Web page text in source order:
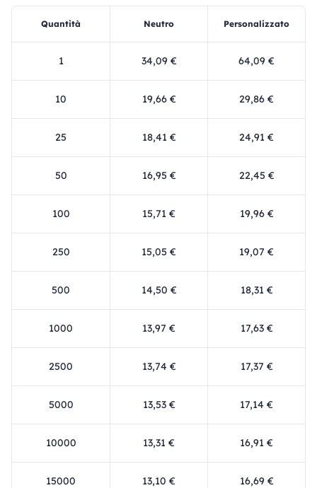
Quantità Neutro Personalizzato
1 34,09 € 64,09 €
10 19,66 € 29,86 €
25 18,41 € 24,91 €
50 16,95 € 22,45 €
100 15,71 € 19,96 €
250 15,05 € 19,07 €
500 14,50 € 18,31 €
1000 13,97 € 17,63 €
2500 13,74 € 17,37 €
5000 13,53 € 17,14 €
10000 13,31 € 16,91 €
15000 13,10 € 16,69 €